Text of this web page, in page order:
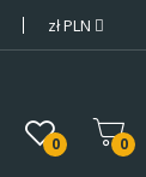
złPLN
0 0